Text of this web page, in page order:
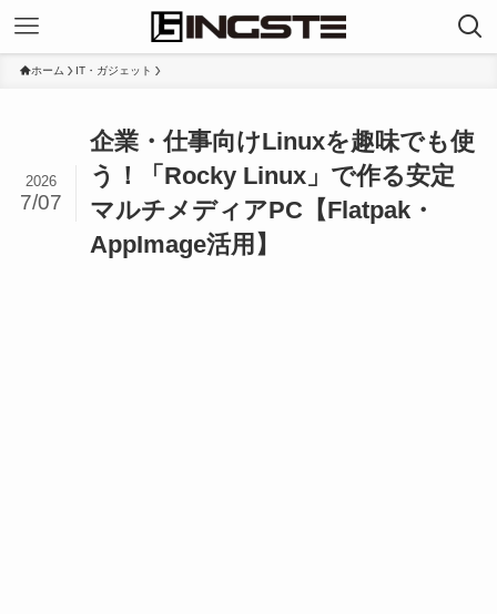
ホーム IT・ガジェット
企業・仕事向けLinuxを趣味でも使
う！「Rocky Linux」で作る安定
マルチメディアPC【Flatpak・
AppImage活用】
2026
7/07